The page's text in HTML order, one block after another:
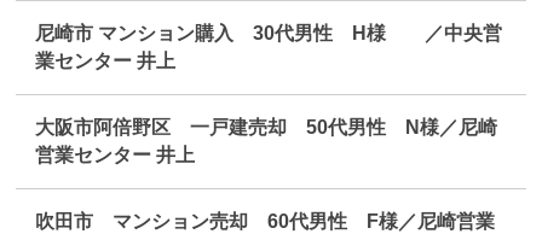
尼崎市 マンション購入 30代男性 H様 ／中央営
業センター 井上
大阪市阿倍野区 一戸建売却 50代男性 N様／尼崎
営業センター 井上
吹田市 マンション売却 60代男性 F様／尼崎営業